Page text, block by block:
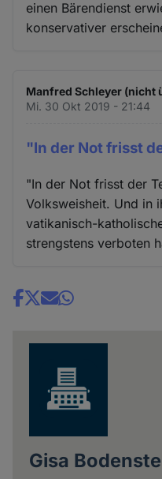
einen Bärendienst
konservativer
Manfred Schleyer (nicht
Mi. 30 Okt 2019 - 21:44
"In der Not frisst
"In der Not frisst der
Volksweisheit. Und in
vatikanisch-
strengstens verboten
Share
Gisa